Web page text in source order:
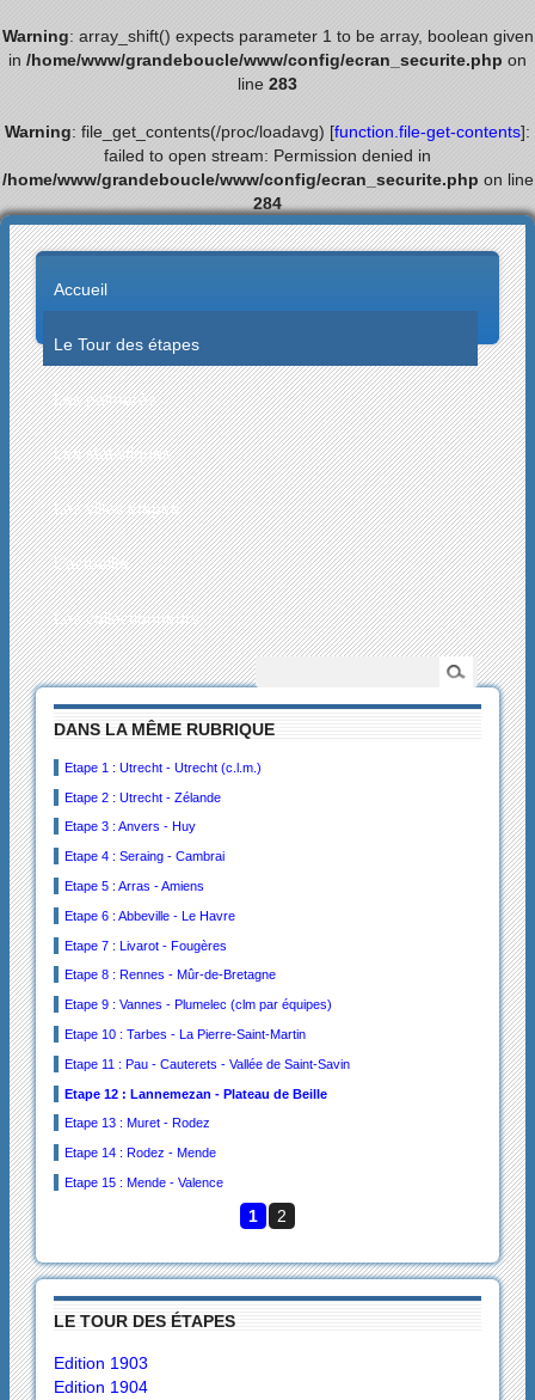
Warning: array_shift() expects parameter 1 to be array, boolean given
in /home/www/grandeboucle/www/config/ecran_securite.php on
line 283
Warning: file_get_contents(/proc/loadavg) [function.file-get-contents]:
failed to open stream: Permission denied in
/home/www/grandeboucle/www/config/ecran_securite.php on line
284
Accueil
Le Tour des étapes
Les palmarès
Les statistiques
Les villes étapes
L’actualité
Les collectionneurs
DANS LA MÊME RUBRIQUE
Etape 1 : Utrecht - Utrecht (c.l.m.)
Etape 2 : Utrecht - Zélande
Etape 3 : Anvers - Huy
Etape 4 : Seraing - Cambrai
Etape 5 : Arras - Amiens
Etape 6 : Abbeville - Le Havre
Etape 7 : Livarot - Fougères
Etape 8 : Rennes - Mûr-de-Bretagne
Etape 9 : Vannes - Plumelec (clm par équipes)
Etape 10 : Tarbes - La Pierre-Saint-Martin
Etape 11 : Pau - Cauterets - Vallée de Saint-Savin
Etape 12 : Lannemezan - Plateau de Beille
Etape 13 : Muret - Rodez
Etape 14 : Rodez - Mende
Etape 15 : Mende - Valence
1 2
LE TOUR DES ÉTAPES
Edition 1903
Edition 1904